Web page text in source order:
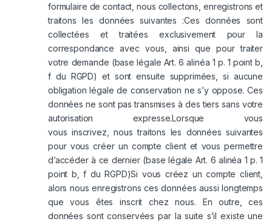
formulaire de contact, nous collectons, enregistrons et
traitons les données suivantes :Ces données sont
collectées et traitées exclusivement pour la
correspondance avec vous, ainsi que pour traiter
votre demande (base légale Art. 6 alinéa 1 p. 1 point b,
f du RGPD) et sont ensuite supprimées, si aucune
obligation légale de conservation ne s’y oppose. Ces
données ne sont pas transmises à des tiers sans votre
autorisation expresse.Lorsque vous
vous inscrivez, nous traitons les données suivantes
pour vous créer un compte client et vous permettre
d’accéder à ce dernier (base légale Art. 6 alinéa 1 p. 1
point b, f du RGPD)Si vous créez un compte client,
alors nous enregistrons ces données aussi longtemps
que vous êtes inscrit chez nous. En outre, ces
données sont conservées par la suite s’il existe une